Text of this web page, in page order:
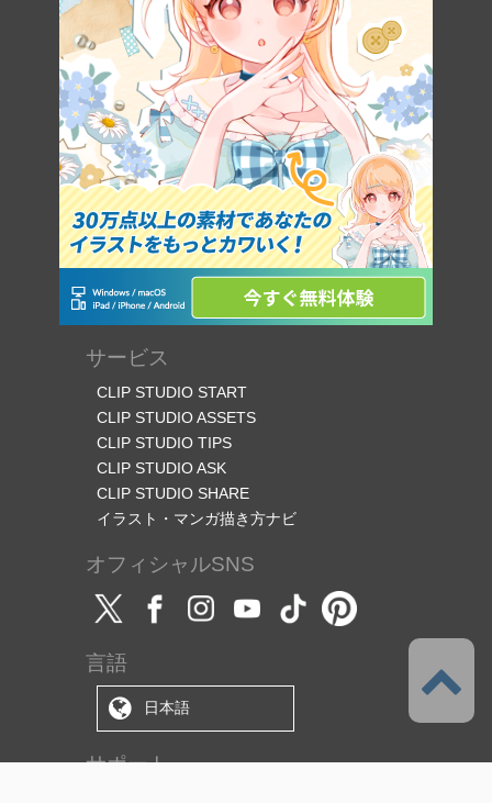
サービス
CLIP STUDIO START
CLIP STUDIO ASSETS
CLIP STUDIO TIPS
CLIP STUDIO ASK
CLIP STUDIO SHARE
イラスト・マンガ描き方ナビ
オフィシャルSNS
言語
日本語
サポート